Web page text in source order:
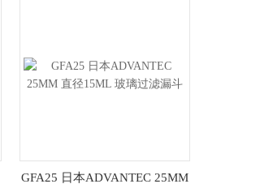
GFA25 日本ADVANTEC 25MM